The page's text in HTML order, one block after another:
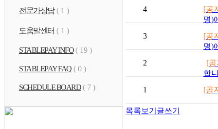
전문가상담 ( 1 )
도움말센터 ( 1 )
STABLEPAY INFO ( 19 )
STABLEPAY FAQ ( 0 )
SCHEDULE BOARD ( 7 )
4
[공
명)
3
[공
명)
2
[
합
1
[공
목록보기 글쓰기